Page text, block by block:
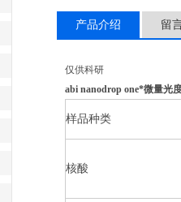
产品介绍 留
仅供科研
abi nanodrop one*微量光
样品种类
核酸